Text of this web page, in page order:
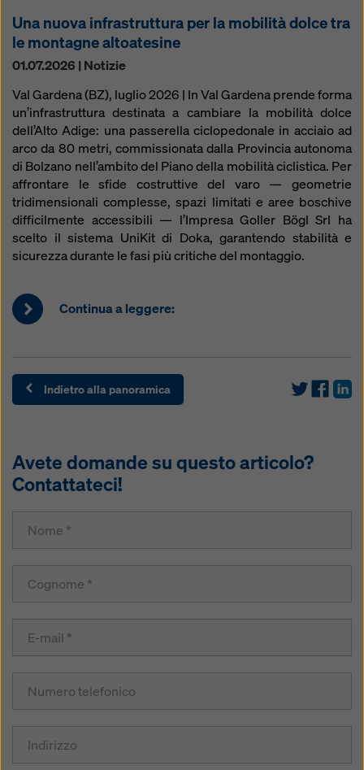
Una nuova infrastruttura per la mobilità dolce tra
le montagne altoatesine
01.07.2026 | Notizie
Val Gardena (BZ), luglio 2026 | In Val Gardena prende forma
un’infrastruttura destinata a cambiare la mobilità dolce
dell’Alto Adige: una passerella ciclopedonale in acciaio ad
arco da 80 metri, commissionata dalla Provincia autonoma
di Bolzano nell’ambito del Piano della mobilità ciclistica. Per
affrontare le sfide costruttive del varo — geometrie
tridimensionali complesse, spazi limitati e aree boschive
difficilmente accessibili — l’Impresa Goller Bögl Srl ha
scelto il sistema UniKit di Doka, garantendo stabilità e
sicurezza durante le fasi più critiche del montaggio.
Continua a leggere:
Indietro alla panoramica
Avete domande su questo articolo?
Contattateci!